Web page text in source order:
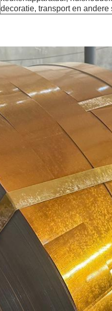
decoratie, transport en andere